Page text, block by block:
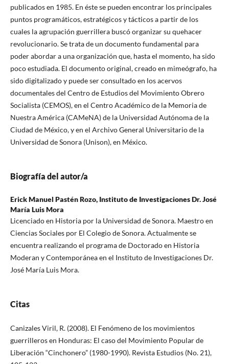
publicados en 1985. En éste se pueden encontrar los principales
puntos programáticos, estratégicos y tácticos a partir de los
cuales la agrupación guerrillera buscó organizar su quehacer
revolucionario. Se trata de un documento fundamental para
poder abordar a una organización que, hasta el momento, ha sido
poco estudiada. El documento original, creado en mimeógrafo, ha
sido digitalizado y puede ser consultado en los acervos
documentales del Centro de Estudios del Movimiento Obrero
Socialista (CEMOS), en el Centro Académico de la Memoria de
Nuestra América (CAMeNA) de la Universidad Autónoma de la
Ciudad de México, y en el Archivo General Universitario de la
Universidad de Sonora (Unison), en México.
Biografía del autor/a
Erick Manuel Pastén Rozo, Instituto de Investigaciones Dr. José
María Luis Mora
Licenciado en Historia por la Universidad de Sonora. Maestro en
Ciencias Sociales por El Colegio de Sonora. Actualmente se
encuentra realizando el programa de Doctorado en Historia
Moderan y Contemporánea en el Instituto de Investigaciones Dr.
José María Luis Mora.
Citas
Canizales Viril, R. (2008). El Fenómeno de los movimientos
guerrilleros en Honduras: El caso del Movimiento Popular de
Liberación “Cinchonero” (1980-1990). Revista Estudios (No. 21),